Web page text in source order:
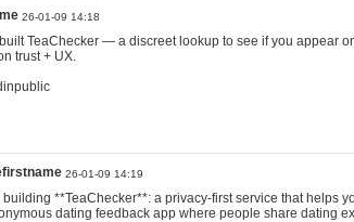
26-01-09 14:18
TeaChecker — a discreet lookup to see if you appear
trust + UX.
26-01-09 14:19
building **TeaChecker**: a privacy-first service that helps
dating feedback app where people share dating